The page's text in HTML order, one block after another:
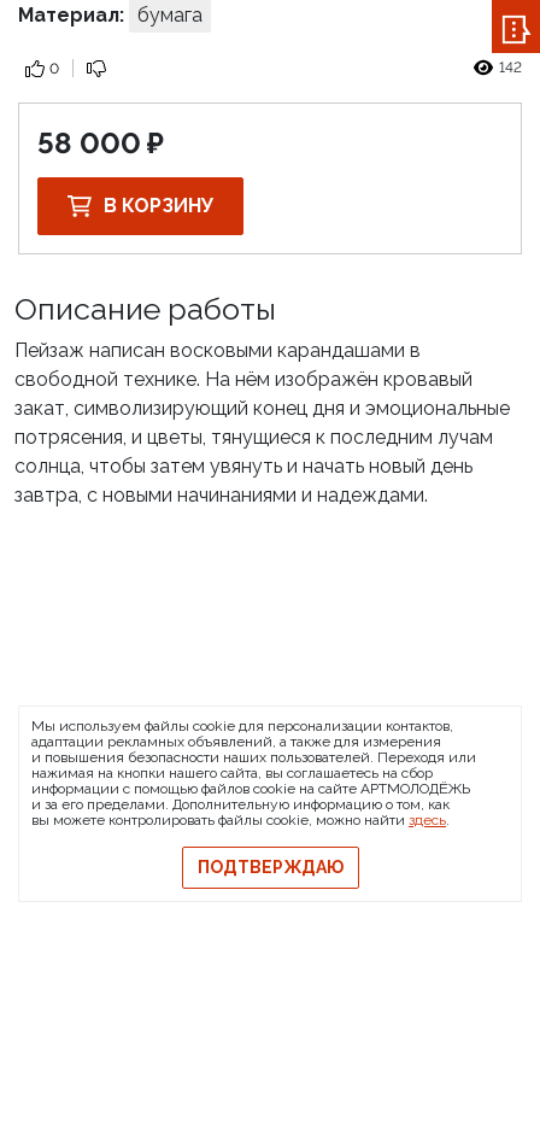
Материал: бумага
0 142
58 000
В КОРЗИНУ
Описание работы
Пейзаж написан восковыми карандашами в
свободной технике. На нём изображён кровавый
закат, символизирующий конец дня и эмоциональные
потрясения, и цветы, тянущиеся к последним лучам
солнца, чтобы затем увянуть и начать новый день
завтра, с новыми начинаниями и надеждами.
О проекте FAQ
Банковские реквизиты
Сообщить о баге
© 2026 АРТМОЛОДЁЖЬ
Политика конфиденциальности
Политика обмена и возврата
Свидетельство на товарный знак
Публичная оферта
Мы используем файлы cookie для персонализации контактов,
адаптации рекламных объявлений, а также для измерения
и повышения безопасности наших пользователей. Переходя или
нажимая на кнопки нашего сайта, вы соглашаетесь на сбор
информации с помощью файлов cookie на сайте АРТМОЛОДЁЖЬ
и за его пределами. Дополнительную информацию о том, как
вы можете контролировать файлы cookie, можно найти здесь.
ПОДТВЕРЖДАЮ